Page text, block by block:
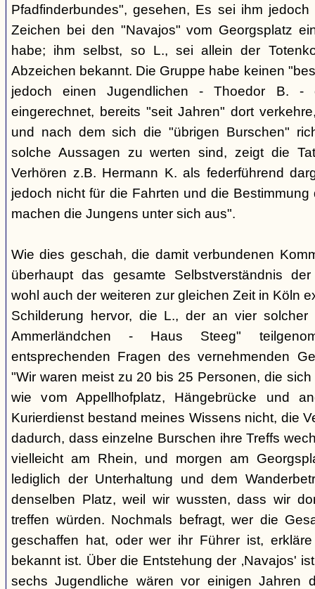
Pfadfinderbundes", gesehen, Es sei ihm
Zeichen bei den "Navajos" vom Georgsplatz
habe; ihm selbst, so L., sei allein der
Abzeichen bekannt. Die Gruppe habe keinen
jedoch einen Jugendlichen - Thoedor B. -
eingerechnet, bereits "seit Jahren" dort
und nach dem sich die "übrigen Burschen"
solche Aussagen zu werten sind, zeigt die
Verhören z.B. Hermann K. als federführend
jedoch nicht für die Fahrten und die
machen die Jungens unter sich aus".
Wie dies geschah, die damit verbundenen
überhaupt das gesamte Selbstverständnis
wohl auch der weiteren zur gleichen Zeit in Köln
Schilderung hervor, die L., der an vier
Ammerländchen - Haus Steeg"
entsprechenden Fragen des vernehmenden
"Wir waren meist zu 20 bis 25 Personen, die
wie vom Appellhofplatz, Hängebrücke und
Kurierdienst bestand meines Wissens nicht, die
dadurch, dass einzelne Burschen ihre Treffs
vielleicht am Rhein, und morgen am
lediglich der Unterhaltung und dem
denselben Platz, weil wir wussten, dass wir
treffen würden. Nochmals befragt, wer die
geschaffen hat, oder wer ihr Führer ist,
bekannt ist. Über die Entstehung der ‚Navajos'
sechs Jugendliche wären vor einigen Jahren